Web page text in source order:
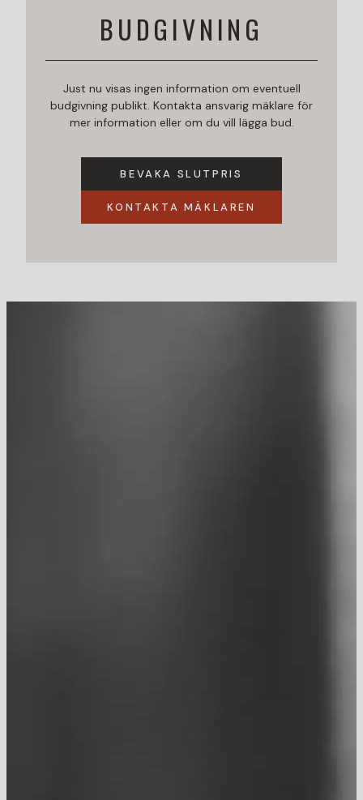
BUDGIVNING
Just nu visas ingen information om eventuell
budgivning publikt. Kontakta ansvarig mäklare för
mer information eller om du vill lägga bud.
BEVAKA SLUTPRIS
KONTAKTA MÄKLAREN